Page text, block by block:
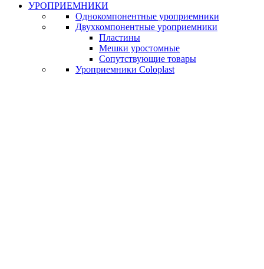
УРОПРИЕМНИКИ
Однокомпонентные уроприемники
Двухкомпонентные уроприемники
Пластины
Мешки уростомные
Сопутствующие товары
Уроприемники Coloplast